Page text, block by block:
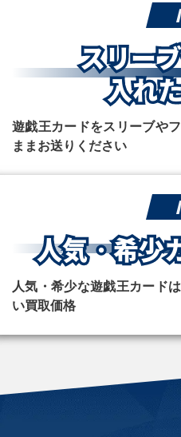
スリー
入れ
遊戯王カードをスリーブや
ままお送りください
人気・希少
人気・希少な遊戯王カード
い買取価格